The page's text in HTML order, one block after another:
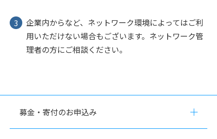
企業内からなど、ネットワーク環境によってはご利
用いただけない場合もございます。ネットワーク管
理者の方にご相談ください。
募金・寄付のお申込み